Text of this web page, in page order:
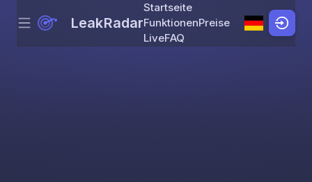
Skip to content
Menu LeakRadar
Startseite
FunktionenPreise
LiveFAQ